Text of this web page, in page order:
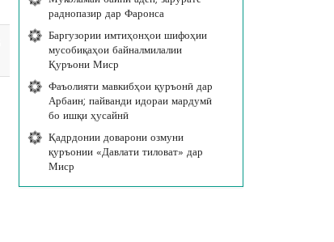
раднопазир дар Фаронса
Баргузории имтиҳонҳои шифоҳии
мусобиқаҳои байналмилалии
Қуръони Миср
Фаъолияти мавкибҳои қуръонӣ дар
Арбаин; пайванди идораи мардумӣ
бо ишқи ҳусайнӣ
Қадрдонии доварони озмуни
қуръонии «Давлати тиловат» дар
Миср